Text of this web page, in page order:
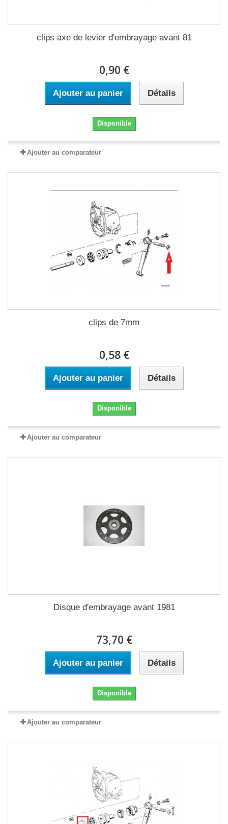
clips axe de levier d'embrayage avant 81
0,90 €
Ajouter au panier Détails
Disponible
Ajouter au comparateur
clips de 7mm
0,58 €
Ajouter au panier Détails
Disponible
Ajouter au comparateur
Disque d'embrayage avant 1981
73,70 €
Ajouter au panier Détails
Disponible
Ajouter au comparateur